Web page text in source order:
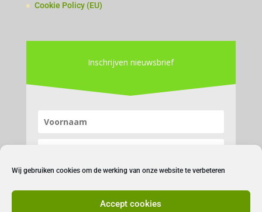
Wij gebruiken cookies om de werking van onze website te verbeteren
Accept cookies
Cookie Policy (EU)
Inschrijven nieuwsbrief
Inschrijven